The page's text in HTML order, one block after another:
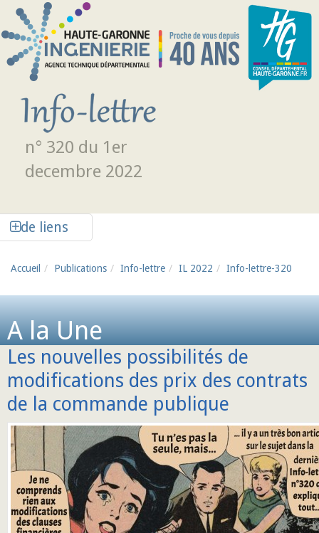
Aller au contenu principal
n° 320 du 1er
decembre 2022
de liens
Accueil Publications Info-lettre IL 2022 Info-lettre-320
A la Une
Les nouvelles possibilités de
modifications des prix des contrats
de la commande publique